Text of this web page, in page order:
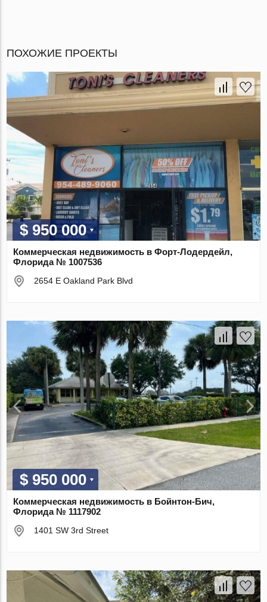
ПОХОЖИЕ ПРОЕКТЫ
$ 950 000
Коммерческая недвижимость в Форт-Лодердейл,
Флорида № 1007536
2654 E Oakland Park Blvd
$ 950 000
Коммерческая недвижимость в Бойнтон-Бич,
Флорида № 1117902
1401 SW 3rd Street